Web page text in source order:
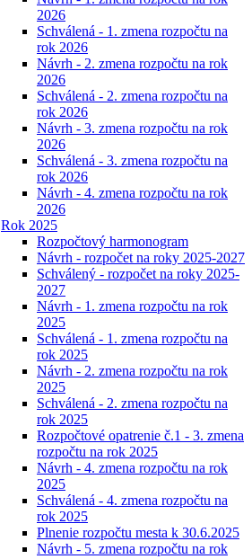
2026
Schválená - 1. zmena rozpočtu na
rok 2026
Návrh - 2. zmena rozpočtu na rok
2026
Schválená - 2. zmena rozpočtu na
rok 2026
Návrh - 3. zmena rozpočtu na rok
2026
Schválená - 3. zmena rozpočtu na
rok 2026
Návrh - 4. zmena rozpočtu na rok
2026
Rok 2025
Rozpočtový harmonogram
Návrh - rozpočet na roky 2025-2027
Schválený - rozpočet na roky 2025-
2027
Návrh - 1. zmena rozpočtu na rok
2025
Schválená - 1. zmena rozpočtu na
rok 2025
Návrh - 2. zmena rozpočtu na rok
2025
Schválená - 2. zmena rozpočtu na
rok 2025
Rozpočtové opatrenie č.1 - 3. zmena
rozpočtu na rok 2025
Návrh - 4. zmena rozpočtu na rok
2025
Schválená - 4. zmena rozpočtu na
rok 2025
Plnenie rozpočtu mesta k 30.6.2025
Návrh - 5. zmena rozpočtu na rok